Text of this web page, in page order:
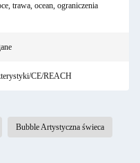
trawa, ocean, ograniczenia
CE/REACH
Bubble Artystyczna świeca